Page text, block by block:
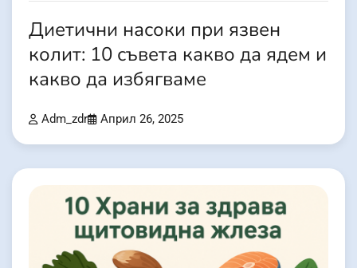
Диетични насоки при язвен
колит: 10 съвета какво да ядем и
какво да избягваме
Adm_zdr Април 26, 2025